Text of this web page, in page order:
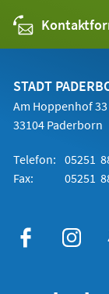
STADT
Am Hoppenhof 33
33104 Paderborn
Telefon: 05251
Fax:
05251